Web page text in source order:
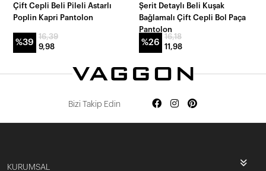
Çift Cepli Beli Pileli Astarlı
Poplin Kapri Pantolon
%39
16,39
9,98
Şerit Detaylı Beli Kuşak
Bağlamalı Çift Cepli Bol Paça
Pantolon
%26
16,18
11,98
Bizi Takip Edin
KURUMSAL